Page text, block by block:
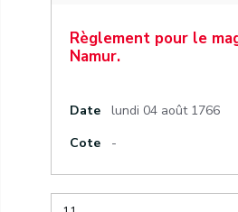
Règlement pour le
Namur.
Date
lundi 04 août 1766
Cote
-